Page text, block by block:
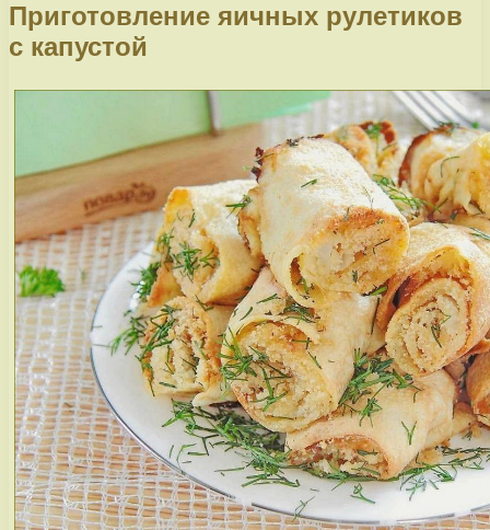
Приготовление яичных рулетиков
с капустой